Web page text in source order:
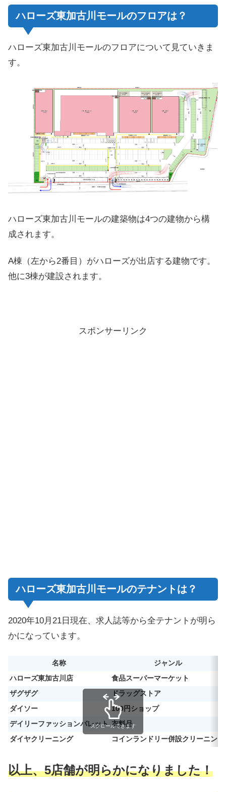
ハローズ東加古川モールのフロアは？
ハローズ東加古川モールのフロアについて見ていきま
す。
ハローズ東加古川モールの建築物は4つの建物から構
成されます。
A棟（左から2番目）がハローズが出店する建物です。
他に3棟が建設されます。
スポンサーリンク
ハローズ東加古川モールのテナントは？
2020年10月21日現在、求人誌等から全テナントが明ら
かになっています。
名称
ジャンル
ハローズ東加古川店
食品スーパーマーケット
ザグザグ
ドラッグストア
ダイソー
100円ショップ
デイリーファッションパレット 衣料品
ダイヤクリーニング
コインランドリー併設クリーニング
スクロールできます
以上、5店舗が明らかになりました！